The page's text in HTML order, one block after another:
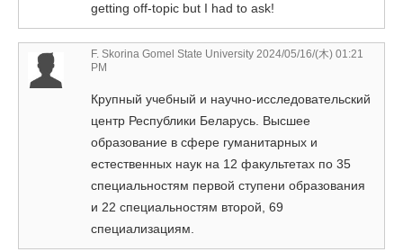
getting off-topic but I had to ask!
F. Skorina Gomel State University 2024/05/16/(木) 01:21
PM
Крупный учебный и научно-исследовательский
центр Республики Беларусь. Высшее
образование в сфере гуманитарных и
естественных наук на 12 факультетах по 35
специальностям первой ступени образования
и 22 специальностям второй, 69
специализациям.